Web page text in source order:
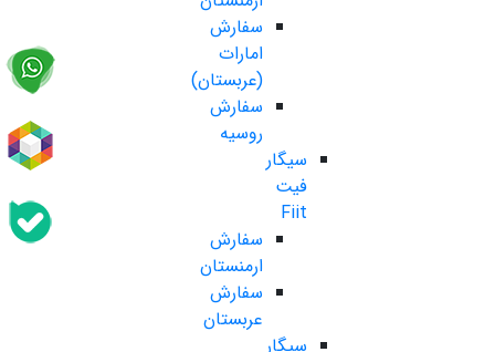
سفارش
امارات
(عربستان)
سفارش
روسیه
سیگار
فیت
Fiit
سفارش
ارمنستان
سفارش
عربستان
سیگار